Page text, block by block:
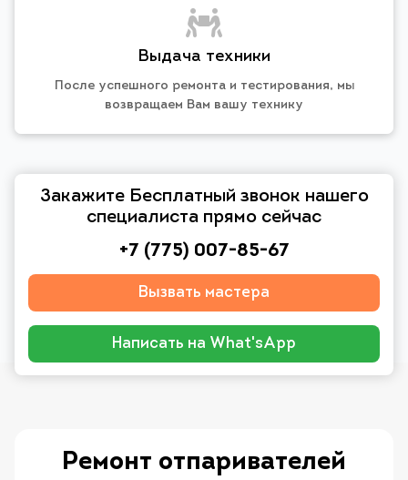
Выдача техники
После успешного ремонта и тестирования, мы
возвращаем Вам вашу технику
Закажите Бесплатный звонок нашего
специалиста прямо сейчас
+7 (775) 007-85-67
Вызвать мастера
Написать на What'sApp
Ремонт отпаривателей